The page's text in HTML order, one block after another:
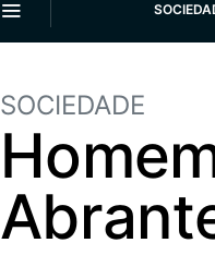
SOCIEDADE